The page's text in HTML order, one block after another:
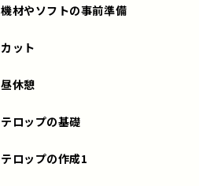
機材やソフトの事前準備
カット
昼休憩
テロップの基礎
テロップの作成1